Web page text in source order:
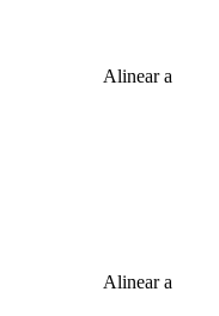
Alinear a
Alinear a